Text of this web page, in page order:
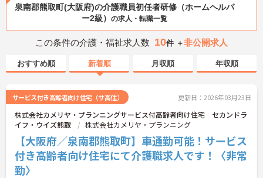
泉南郡熊取町(大阪府)の介護職員初任者研修（ホームヘルパ
ー2級） の求人・転職一覧
この条件の介護・福祉求人数 10件 ＋非公開求人
おすすめ順 新着順 月収順 年収順
サービス付き高齢者向け住宅（サ高住） 更新日：2026年03月23日
株式会社カメリヤ・プランニングサービス付高齢者向け住宅 セカンドラ
イフ・ウイズ熊取
株式会社カメリヤ・プランニング
【大阪府／泉南郡熊取町】車通勤可能！サービス
付き高齢者向け住宅にて介護職求人です！〈非常
勤〉